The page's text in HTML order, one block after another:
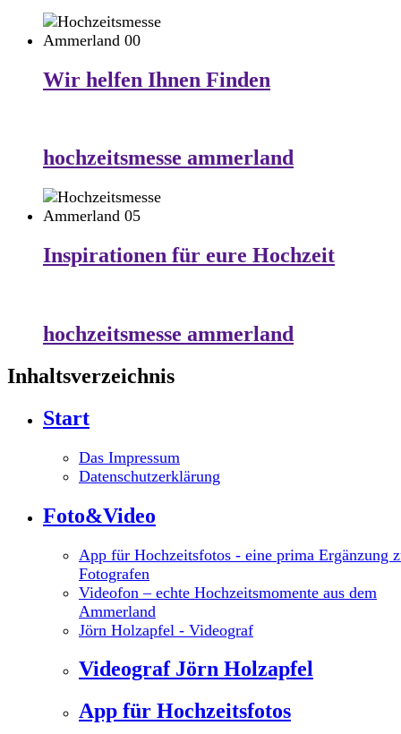
Wir helfen Ihnen Finden
hochzeitsmesse ammerland
Inspirationen für eure Hochzeit
hochzeitsmesse ammerland
Inhaltsverzeichnis
Start
Das Impressum
Datenschutzerklärung
Foto&Video
App für Hochzeitsfotos - eine prima Ergänzung
Fotografen
Videofon – echte Hochzeitsmomente aus dem
Ammerland
Jörn Holzapfel - Videograf
Videograf Jörn Holzapfel
App für Hochzeitsfotos